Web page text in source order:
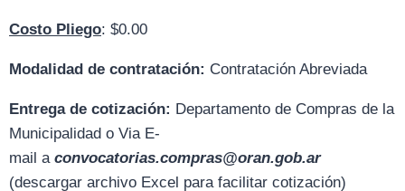
Costo Pliego: $0.00
Modalidad de contratación: Contratación Abreviada
Entrega de cotización: Departamento de Compras de la
Municipalidad o Via E-
mail a convocatorias.compras@oran.gob.ar
(descargar archivo Excel para facilitar cotización)